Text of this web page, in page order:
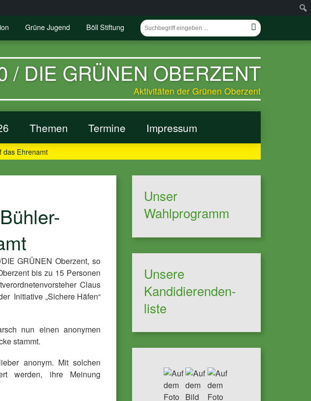
Grüne Jugend Böll Stiftung
/ DIE GRÜNEN OBERZENT
Aktivitäten der Grünen Oberzent
Themen Termine Impressum
das Ehrenamt
GRÜNEN Oberzent, so
bis zu 15 Personen
Claus
Initiative „Sichere Häfen“
nun einen anonymen
stammt.
anonym. Mit solchen
werden, ihre Meinung
Unser
Wahlprogramm
Unsere
Kandidierenden-
liste